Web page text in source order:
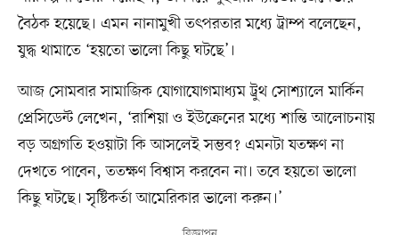
বৈঠক হয়েছে। এমন নানামুখী তৎপরতার মধ্যে ট্রাম্প বলেছেন,
যুদ্ধ থামাতে ‘হয়তো ভালো কিছু ঘটছে’।
আজ সোমবার সামাজিক যোগাযোগমাধ্যম ট্রুথ সোশ্যালে মার্কিন
প্রেসিডেন্ট লেখেন, ‘রাশিয়া ও ইউক্রেনের মধ্যে শান্তি আলোচনায়
বড় অগ্রগতি হওয়াটা কি আসলেই সম্ভব? এমনটা যতক্ষণ না
দেখতে পাবেন, ততক্ষণ বিশ্বাস করবেন না। তবে হয়তো ভালো
কিছু ঘটছে। সৃষ্টিকর্তা আমেরিকার ভালো করুন।’